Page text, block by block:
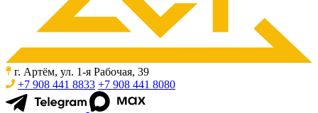
г. Артём, ул. 1-я Рабочая, 39
+7 908 441 8833 +7 908 441 8080